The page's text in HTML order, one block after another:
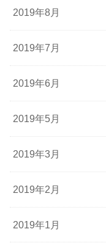
2019年8月
2019年7月
2019年6月
2019年5月
2019年3月
2019年2月
2019年1月